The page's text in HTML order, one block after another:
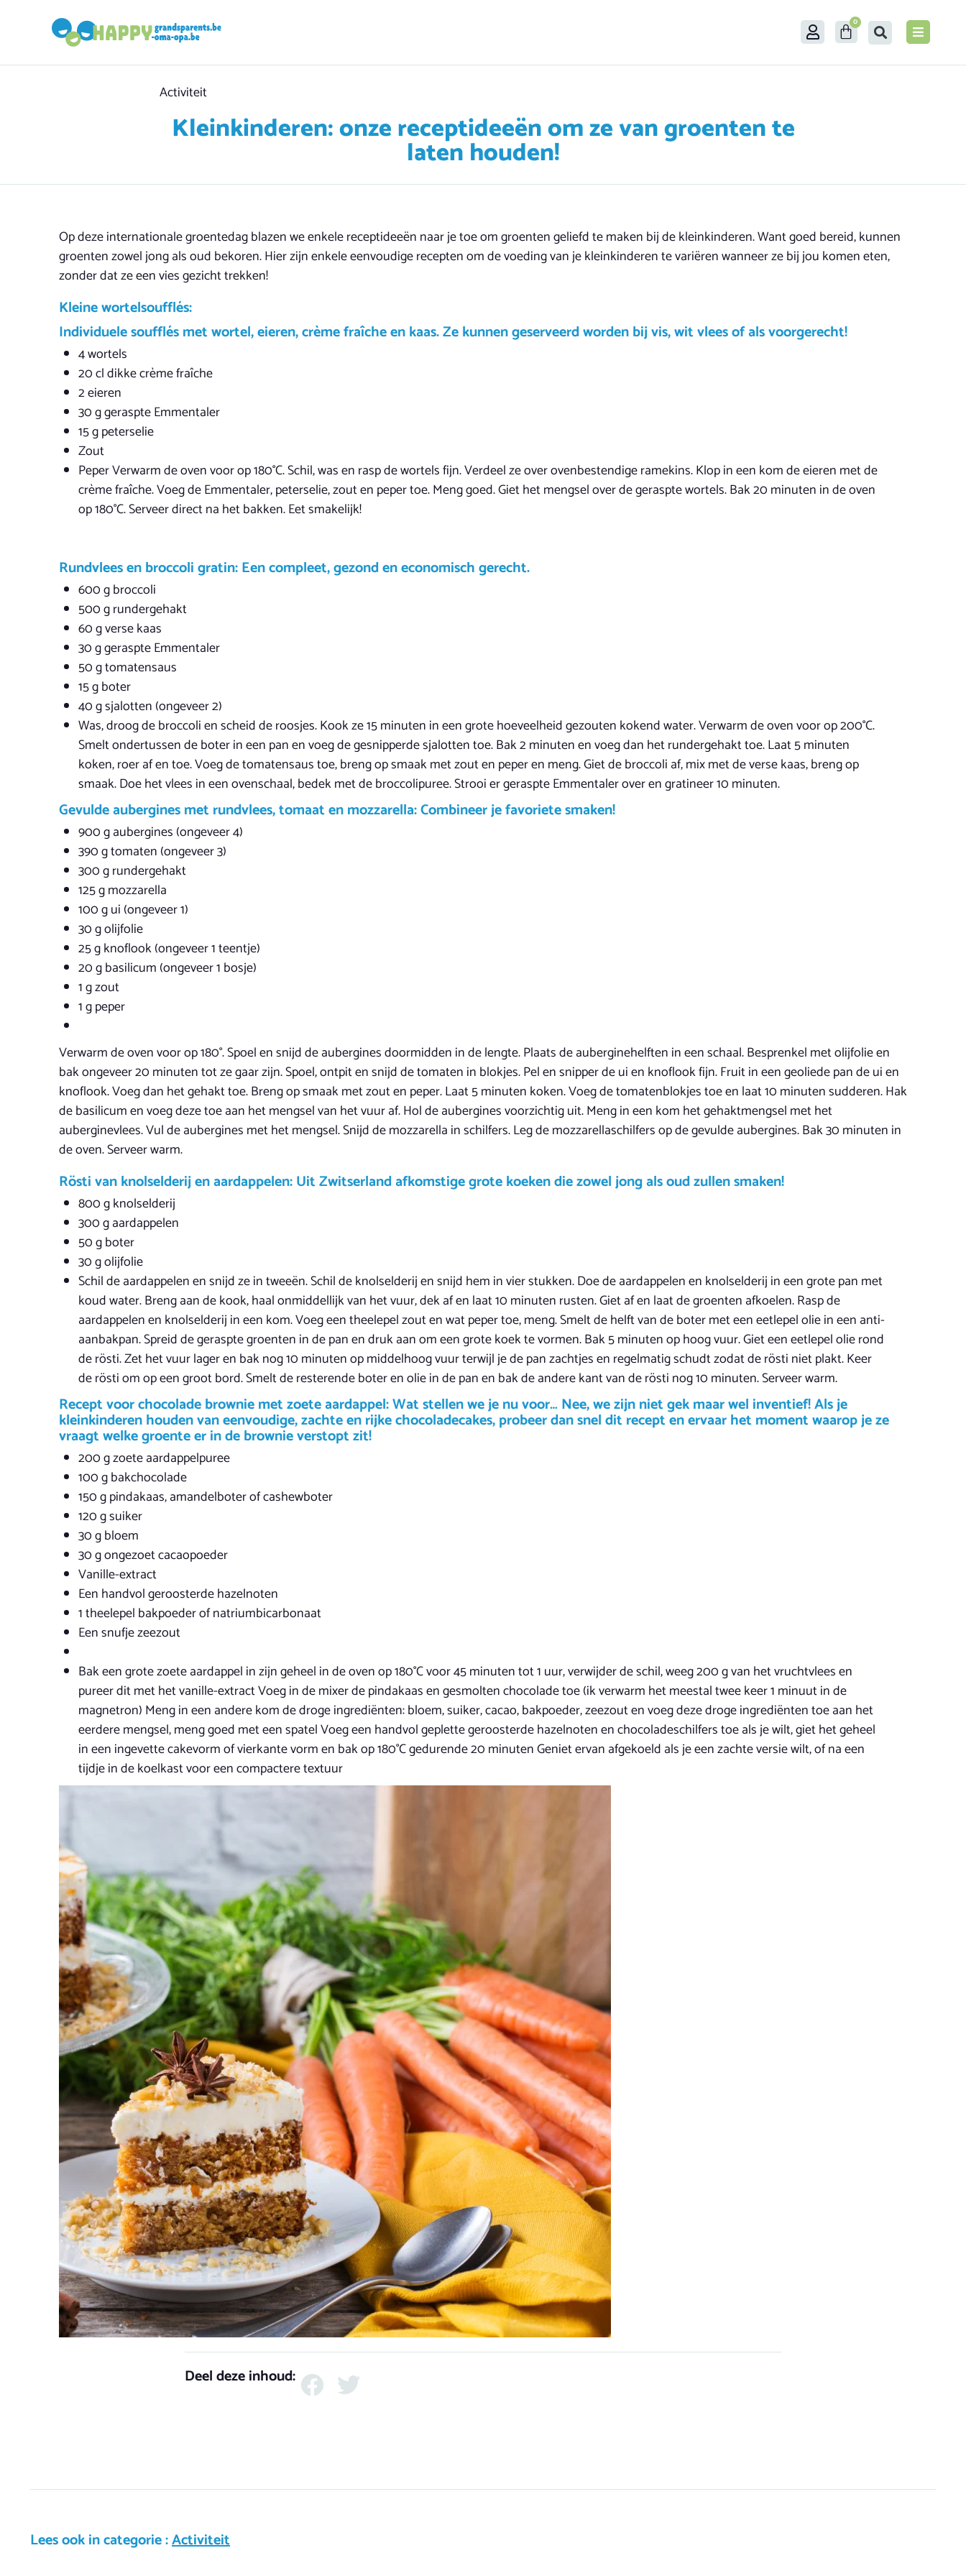
0
Kleinkinderen: onze receptideeën om ze van groenten te
laten houden!
Category
Activiteit
Op deze internationale groentedag blazen we enkele receptideeën naar je toe om groenten geliefd te maken bij de kleinkinderen. Want goed bereid, kunnen
groenten zowel jong als oud bekoren. Hier zijn enkele eenvoudige recepten om de voeding van je kleinkinderen te variëren wanneer ze bij jou komen eten,
zonder dat ze een vies gezicht trekken!
Kleine wortelsoufflés:
Individuele soufflés met wortel, eieren, crème fraîche en kaas. Ze kunnen geserveerd worden bij vis, wit vlees of als voorgerecht!
4 wortels
20 cl dikke crème fraîche
2 eieren
30 g geraspte Emmentaler
15 g peterselie
Zout
Peper Verwarm de oven voor op 180°C. Schil, was en rasp de wortels fijn. Verdeel ze over ovenbestendige ramekins. Klop in een kom de eieren met de
crème fraîche. Voeg de Emmentaler, peterselie, zout en peper toe. Meng goed. Giet het mengsel over de geraspte wortels. Bak 20 minuten in de oven
op 180°C. Serveer direct na het bakken. Eet smakelijk!
Rundvlees en broccoli gratin: Een compleet, gezond en economisch gerecht.
600 g broccoli
500 g rundergehakt
60 g verse kaas
30 g geraspte Emmentaler
50 g tomatensaus
15 g boter
40 g sjalotten (ongeveer 2)
Was, droog de broccoli en scheid de roosjes. Kook ze 15 minuten in een grote hoeveelheid gezouten kokend water. Verwarm de oven voor op 200°C.
Smelt ondertussen de boter in een pan en voeg de gesnipperde sjalotten toe. Bak 2 minuten en voeg dan het rundergehakt toe. Laat 5 minuten
koken, roer af en toe. Voeg de tomatensaus toe, breng op smaak met zout en peper en meng. Giet de broccoli af, mix met de verse kaas, breng op
smaak. Doe het vlees in een ovenschaal, bedek met de broccolipuree. Strooi er geraspte Emmentaler over en gratineer 10 minuten.
Gevulde aubergines met rundvlees, tomaat en mozzarella: Combineer je favoriete smaken!
900 g aubergines (ongeveer 4)
390 g tomaten (ongeveer 3)
300 g rundergehakt
125 g mozzarella
100 g ui (ongeveer 1)
30 g olijfolie
25 g knoflook (ongeveer 1 teentje)
20 g basilicum (ongeveer 1 bosje)
1 g zout
1 g peper
Verwarm de oven voor op 180°. Spoel en snijd de aubergines doormidden in de lengte. Plaats de auberginehelften in een schaal. Besprenkel met olijfolie en
bak ongeveer 20 minuten tot ze gaar zijn. Spoel, ontpit en snijd de tomaten in blokjes. Pel en snipper de ui en knoflook fijn. Fruit in een geoliede pan de ui en
knoflook. Voeg dan het gehakt toe. Breng op smaak met zout en peper. Laat 5 minuten koken. Voeg de tomatenblokjes toe en laat 10 minuten sudderen. Hak
de basilicum en voeg deze toe aan het mengsel van het vuur af. Hol de aubergines voorzichtig uit. Meng in een kom het gehaktmengsel met het
auberginevlees. Vul de aubergines met het mengsel. Snijd de mozzarella in schilfers. Leg de mozzarellaschilfers op de gevulde aubergines. Bak 30 minuten in
de oven. Serveer warm.
Rösti van knolselderij en aardappelen: Uit Zwitserland afkomstige grote koeken die zowel jong als oud zullen smaken!
800 g knolselderij
300 g aardappelen
50 g boter
30 g olijfolie
Schil de aardappelen en snijd ze in tweeën. Schil de knolselderij en snijd hem in vier stukken. Doe de aardappelen en knolselderij in een grote pan met
koud water. Breng aan de kook, haal onmiddellijk van het vuur, dek af en laat 10 minuten rusten. Giet af en laat de groenten afkoelen. Rasp de
aardappelen en knolselderij in een kom. Voeg een theelepel zout en wat peper toe, meng. Smelt de helft van de boter met een eetlepel olie in een anti-
aanbakpan. Spreid de geraspte groenten in de pan en druk aan om een grote koek te vormen. Bak 5 minuten op hoog vuur. Giet een eetlepel olie rond
de rösti. Zet het vuur lager en bak nog 10 minuten op middelhoog vuur terwijl je de pan zachtjes en regelmatig schudt zodat de rösti niet plakt. Keer
de rösti om op een groot bord. Smelt de resterende boter en olie in de pan en bak de andere kant van de rösti nog 10 minuten. Serveer warm.
Recept voor chocolade brownie met zoete aardappel: Wat stellen we je nu voor… Nee, we zijn niet gek maar wel inventief! Als je
kleinkinderen houden van eenvoudige, zachte en rijke chocoladecakes, probeer dan snel dit recept en ervaar het moment waarop je ze
vraagt welke groente er in de brownie verstopt zit!
200 g zoete aardappelpuree
100 g bakchocolade
150 g pindakaas, amandelboter of cashewboter
120 g suiker
30 g bloem
30 g ongezoet cacaopoeder
Vanille-extract
Een handvol geroosterde hazelnoten
1 theelepel bakpoeder of natriumbicarbonaat
Een snufje zeezout
Bak een grote zoete aardappel in zijn geheel in de oven op 180°C voor 45 minuten tot 1 uur, verwijder de schil, weeg 200 g van het vruchtvlees en
pureer dit met het vanille-extract Voeg in de mixer de pindakaas en gesmolten chocolade toe (ik verwarm het meestal twee keer 1 minuut in de
magnetron) Meng in een andere kom de droge ingrediënten: bloem, suiker, cacao, bakpoeder, zeezout en voeg deze droge ingrediënten toe aan het
eerdere mengsel, meng goed met een spatel Voeg een handvol geplette geroosterde hazelnoten en chocoladeschilfers toe als je wilt, giet het geheel
in een ingevette cakevorm of vierkante vorm en bak op 180°C gedurende 20 minuten Geniet ervan afgekoeld als je een zachte versie wilt, of na een
tijdje in de koelkast voor een compactere textuur
Deel deze inhoud:
Lees ook in categorie :Activiteit